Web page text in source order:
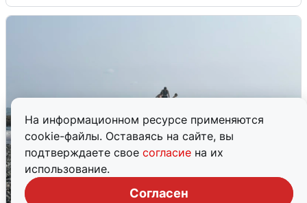
На информационном ресурсе применяются
cookie-файлы. Оставаясь на сайте, вы
подтверждаете свое согласие на их
использование.
Согласен